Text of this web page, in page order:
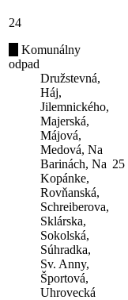
24
Komunálny
odpad
Družstevná,
Háj,
Jilemnického,
Majerská,
Májová,
Medová, Na
Barinách, Na
Kopánke,
Rovňanská,
Schreiberova,
Sklárska,
Sokolská,
Súhradka,
Sv. Anny,
Športová,
Uhrovecká
25